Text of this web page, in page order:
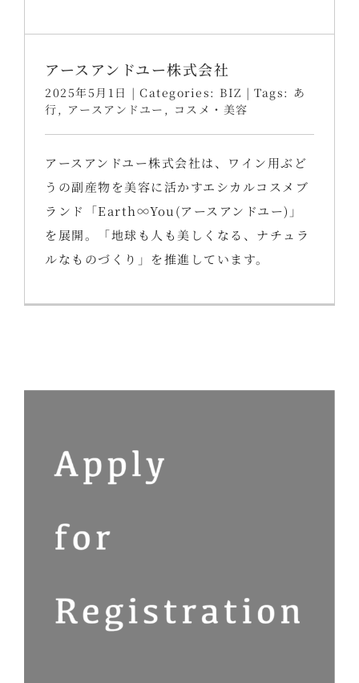
アースアンドユー株式会社
2025年5月1日 | Categories: BIZ | Tags: あ
行 , アースアンドユー , コスメ・美容
アースアンドユー株式会社は、ワイン用ぶど
うの副産物を美容に活かすエシカルコスメブ
ランド「Earth∞You(アースアンドユー)」
を展開。「地球も人も美しくなる、ナチュラ
ルなものづくり」を推進しています。